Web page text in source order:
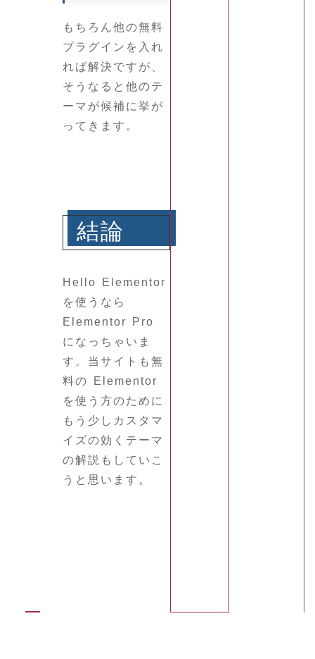
もちろん他の無料
プラグインを入れ
れば解決ですが、
そうなると他のテ
ーマが候補に挙が
ってきます。
結論
Hello Elementor
を使うなら
Elementor Pro
になっちゃいま
す。当サイトも無
料の Elementor
を使う方のために
もう少しカスタマ
イズの効くテーマ
の解説もしていこ
うと思います。